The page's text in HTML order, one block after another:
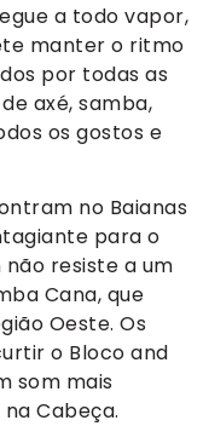
a todo vapor,
manter o ritmo
por todas as
axé, samba,
os gostos e
no Baianas
para o
resiste a um
Cana, que
Oeste. Os
o Bloco and
som mais
Cabeça.